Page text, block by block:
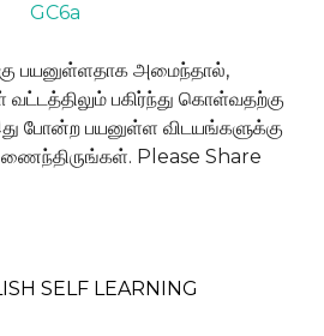
GC6a
பயனுள்ளதாக அமைந்தால்,
பகிர்ந்து கொள்வதற்கு
போன்ற பயனுள்ள விடயங்களுக்கு
Please Share
SELF LEARNING